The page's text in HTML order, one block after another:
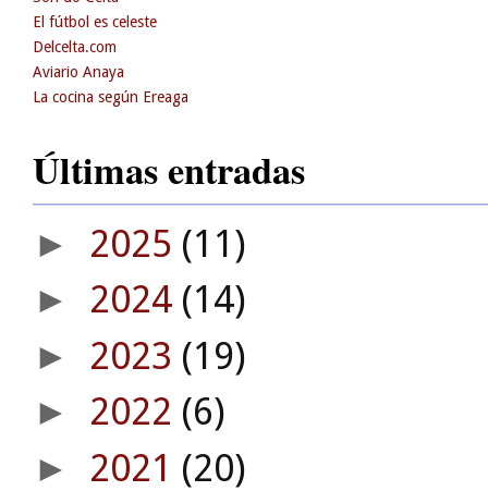
El fútbol es celeste
Delcelta.com
Aviario Anaya
La cocina según Ereaga
Últimas entradas
► 2025 (11)
► 2024 (14)
► 2023 (19)
► 2022 (6)
► 2021 (20)